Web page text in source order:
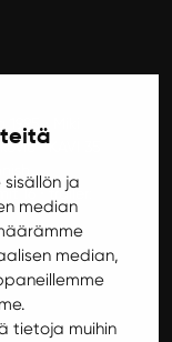
ja
median
median,
tietoja muihin
• Miki
• KAVI 35
16 • trailer: